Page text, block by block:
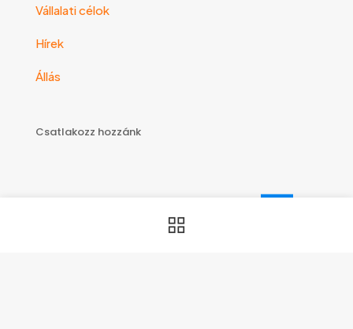
Vállalati célok
Hírek
Állás
Csatlakozz hozzánk